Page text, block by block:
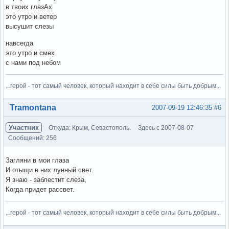
в твоих глазАх
это утро и ветер
высушит слезы
навсегда
это утро и смех
с нами под небом
...герой - тот самый человек, который находит в себе силы быть добрым...
Вне форума #6
2007-09-19 12:46:35
Tramontana
Участник Откуда: Крым, Севастополь.
Здесь с 2007-08-07
Сообщений: 256
Загляни в мои глаза
И отыщи в них лунный свет.
Я знаю - заблестит слеза,
Когда придет рассвет.
...герой - тот самый человек, который находит в себе силы быть добрым...